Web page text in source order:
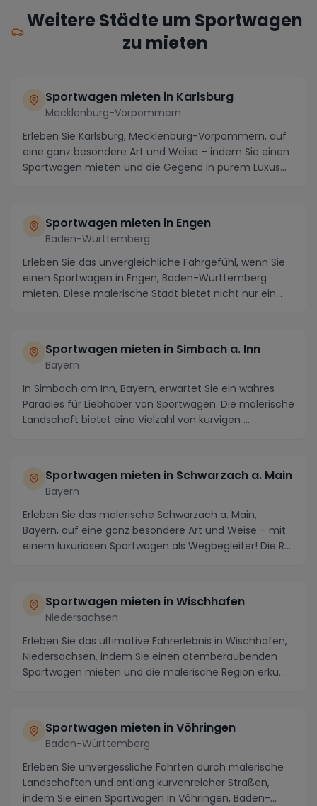
Weitere Städte um Sportwagen
zu mieten
Sportwagen mieten in Karlsburg
Mecklenburg-Vorpommern
Erleben Sie Karlsburg, Mecklenburg-Vorpommern, auf
eine ganz besondere Art und Weise – indem Sie einen
Sportwagen mieten und die Gegend in purem Luxus...
Sportwagen mieten in Engen
Baden-Württemberg
Erleben Sie das unvergleichliche Fahrgefühl, wenn Sie
einen Sportwagen in Engen, Baden-Württemberg
mieten. Diese malerische Stadt bietet nicht nur ein...
Sportwagen mieten in Simbach a. Inn
Bayern
In Simbach am Inn, Bayern, erwartet Sie ein wahres
Paradies für Liebhaber von Sportwagen. Die malerische
Landschaft bietet eine Vielzahl von kurvigen ...
Sportwagen mieten in Schwarzach a. Main
Bayern
Erleben Sie das malerische Schwarzach a. Main,
Bayern, auf eine ganz besondere Art und Weise – mit
einem luxuriösen Sportwagen als Wegbegleiter! Die R...
Sportwagen mieten in Wischhafen
Niedersachsen
Erleben Sie das ultimative Fahrerlebnis in Wischhafen,
Niedersachsen, indem Sie einen atemberaubenden
Sportwagen mieten und die malerische Region erku...
Sportwagen mieten in Vöhringen
Baden-Württemberg
Erleben Sie unvergessliche Fahrten durch malerische
Landschaften und entlang kurvenreicher Straßen,
indem Sie einen Sportwagen in Vöhringen, Baden-